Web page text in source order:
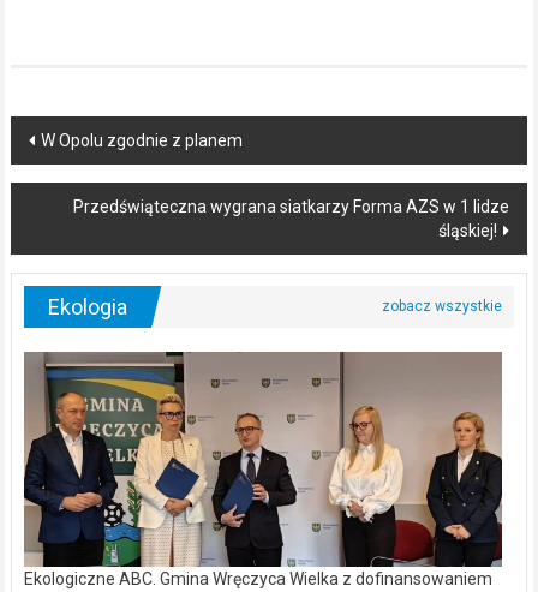
Post
navigation
W Opolu zgodnie z planem
Przedświąteczna wygrana siatkarzy Forma AZS w 1 lidze
śląskiej!
Ekologia
Ekologiczne ABC. Gmina Wręczyca Wielka z dofinansowaniem